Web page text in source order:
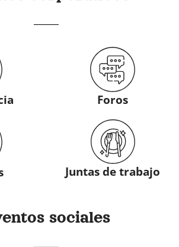
Foros
Juntas de trabajo
sociales